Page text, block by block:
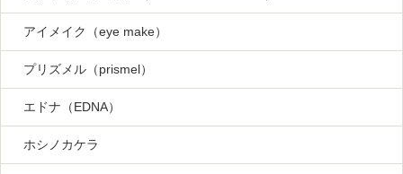
アイメイク（eye make）
プリズメル（prismel）
エドナ（EDNA）
ホシノカケラ